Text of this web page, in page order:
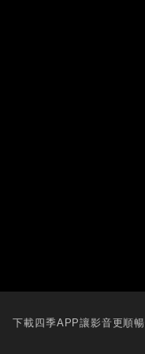
下載四季APP讓影音更順暢